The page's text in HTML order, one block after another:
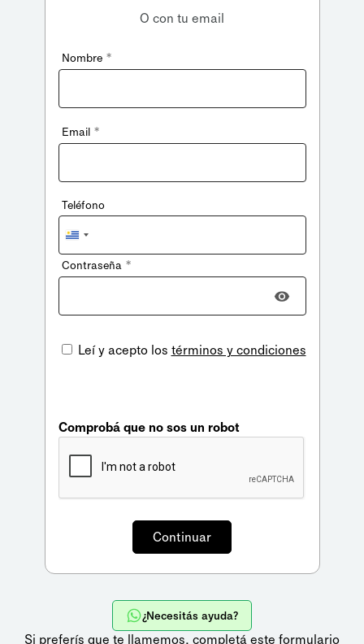
O con tu email
Nombre *
Email *
Teléfono
Uruguay
+598
Contraseña *
Leí y acepto los términos y condiciones
Comprobá que no sos un robot
¿Necesitás ayuda?
Si preferís que te llamemos, completá este formulario